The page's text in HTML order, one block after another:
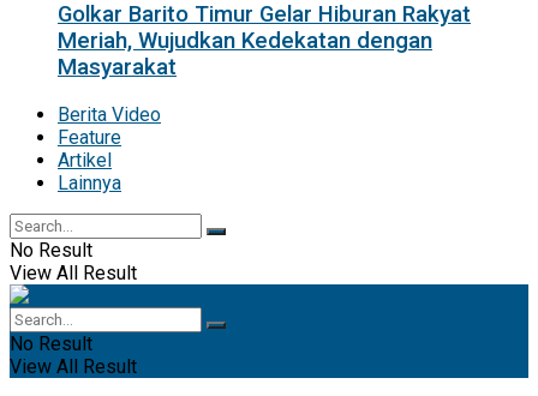
Golkar Barito Timur Gelar Hiburan Rakyat
Meriah, Wujudkan Kedekatan dengan
Masyarakat
Berita Video
Feature
Artikel
Lainnya
No Result
View All Result
No Result
View All Result